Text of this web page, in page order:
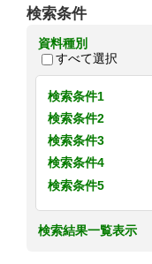
検索条件
資料種別
すべて選択
検索条件1
検索条件2
検索条件3
検索条件4
検索条件5
検索結果一覧表示